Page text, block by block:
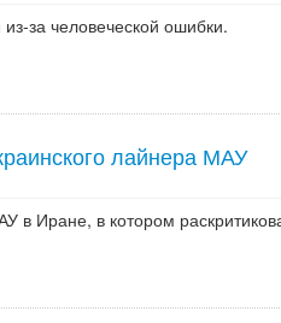
за человеческой ошибки.
лайнера МАУ
в Иране, в котором